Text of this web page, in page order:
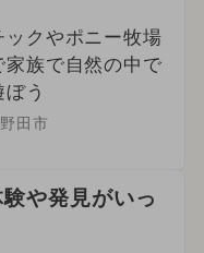
ックやポニー牧場
家族で自然の中で
う
田市
や発見がいっ